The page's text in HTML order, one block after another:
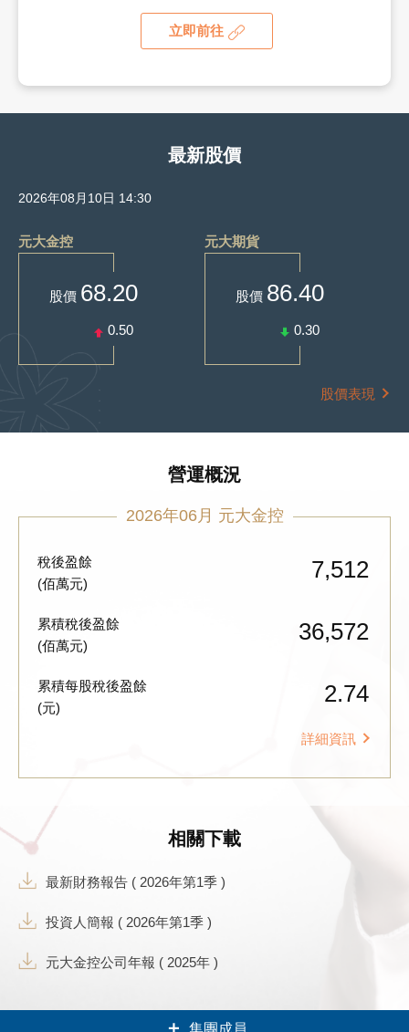
立即前往
最新股價
2026年08月10日 14:30
元大金控
股價 68.20
0.50
元大期貨
股價 86.40
0.30
股價表現
營運概況
2026年06月 元大金控
稅後盈餘
(佰萬元)
7,512
累積稅後盈餘
(佰萬元)
36,572
累積每股稅後盈餘
(元)
2.74
詳細資訊
相關下載
最新財務報告 ( 2026年第1季 )
投資人簡報 ( 2026年第1季 )
元大金控公司年報 ( 2025年 )